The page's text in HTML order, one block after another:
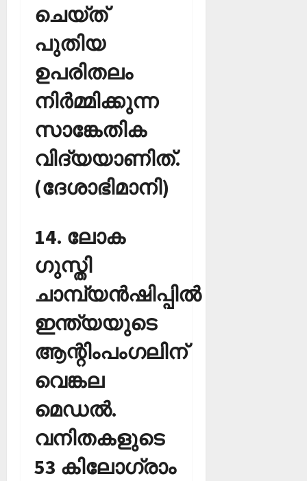
ചെയ്ത്
പുതിയ
ഉപരിതലം
നിര്‍മ്മിക്കുന്ന
സാങ്കേതിക
വിദ്യയാണിത്.
(ദേശാഭിമാനി)
14. ലോക
ഗുസ്തി
ചാമ്പ്യന്‍ഷിപ്പില്‍
ഇന്ത്യയുടെ
ആന്റിംപംഗലിന്
വെങ്കല
മെഡല്‍.
വനിതകളുടെ
53 കിലോഗ്രാം